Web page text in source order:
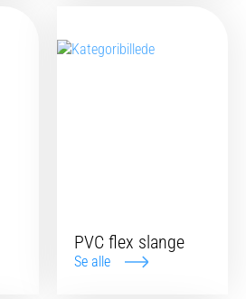
PVC flex slange
Se alle